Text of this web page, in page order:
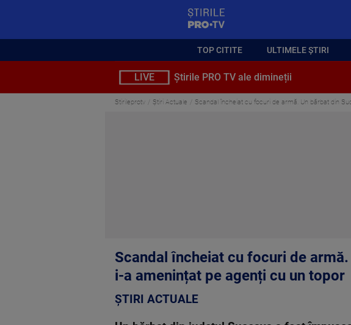
TOP CITITE ULTIMELE ȘTIRI
LIVE Știrile PRO TV ale dimineții
Stirileprotv Știri Actuale Scandal încheiat cu focuri de armă. Un bărbat din
Scandal încheiat cu focuri de
i-a amenințat pe agenți cu un topor
ȘTIRI ACTUALE